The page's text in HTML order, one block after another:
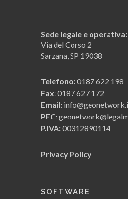
Sede legale e operativa:
Via del Corso 2
Sarzana, SP 19038
Telefono:0187 622 198
Fax:0187 627 172
Email:
PEC:
P.IVA:00312890114
Privacy Policy
SOFTWARE